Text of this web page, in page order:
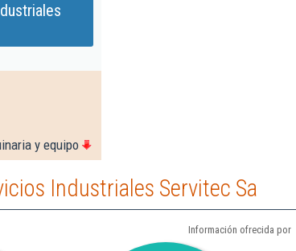
y equipo
Industriales Servitec Sa
Información ofrecida por